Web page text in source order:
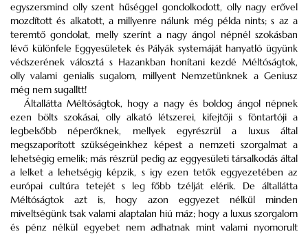
egyszersmind olly szent hűséggel gondolkodott, olly nagy erővel
mozdított és alkatott, a millyenre nálunk még példa nints; s az a
teremtő gondolat, melly szerínt a nagy ángol népnél szokásban
lévő különfele Eggyesületek és Pályák systemáját hanyatló ügyünk
védszerének válosztá s Hazankban honítani kezdé Méltóságtok,
olly valami genialis sugalom, millyent Nemzetünknek a Geniusz
még nem sugalltt!
Általlátta Méltóságtok, hogy a nagy és boldog ángol népnek
ezen bölts szokásai, olly alkató létszerei, kifejtőji s föntartóji a
legbelsőbb néperőknek, mellyek egyrészrül a luxus által
megszaporított szükségeinkhez képest a nemzeti szorgalmat a
lehetségig emelik; más részrül pedig az eggyesületi társalkodás által
a lelket a lehetségig képzik, s igy ezen tetők eggyezetében az
európai cultúra tetejét s leg főbb tzélját elérik. De általlátta
Méltóságtok azt is, hogy azon eggyezet nélkül minden
miveltségünk tsak valami alaptalan hiú máz; hogy a luxus szorgalom
és pénz nélkül egyebet nem adhatnak mint valami nyomorult